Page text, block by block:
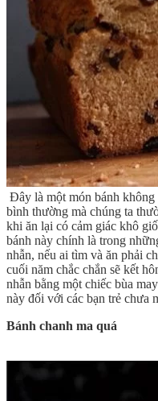
Đây là một món bánh
bình thường mà chúng ta
khi ăn lại có cảm giác khô
bánh này chính là trong
nhẫn, nếu ai tìm và ăn phải
cuối năm chắc chắn sẽ kết
nhẫn bằng một chiếc bùa
này đối với các bạn trẻ chưa
Bánh chanh ma quá